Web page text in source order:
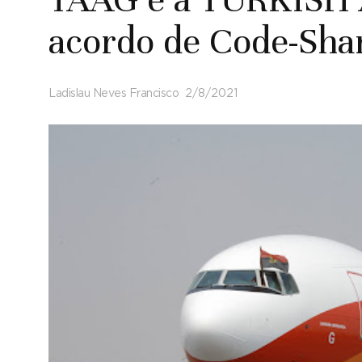
acordo de Code-
Ladislau Neves Francisco 2/8/2021